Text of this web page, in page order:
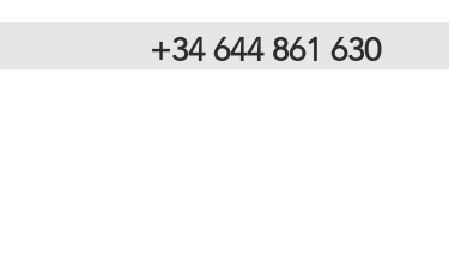
+34 644 861 630